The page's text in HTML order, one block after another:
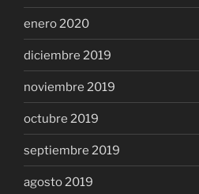
enero 2020
diciembre 2019
noviembre 2019
octubre 2019
septiembre 2019
agosto 2019